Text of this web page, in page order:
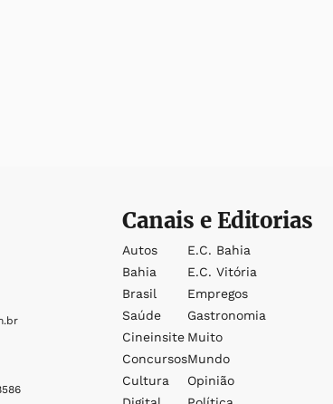
Canais e Editorias
Autos
Bahia
Brasil
Saúde
Cineinsite
Concursos
Cultura
E.c. Bahia
E.c. Vitória
Empregos
Gastronomia
Muito
Mundo
Opinião